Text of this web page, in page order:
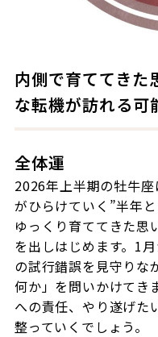
内側で育ててきた
な転機が訪れる可
全体運
2026年上半期の牡牛
がひらけていく”半年
ゆっくり育ててきた思
を出しはじめます。1
の試行錯誤を見守りな
何か」を問いかけてき
への責任、やり遂げた
整っていくでしょう。